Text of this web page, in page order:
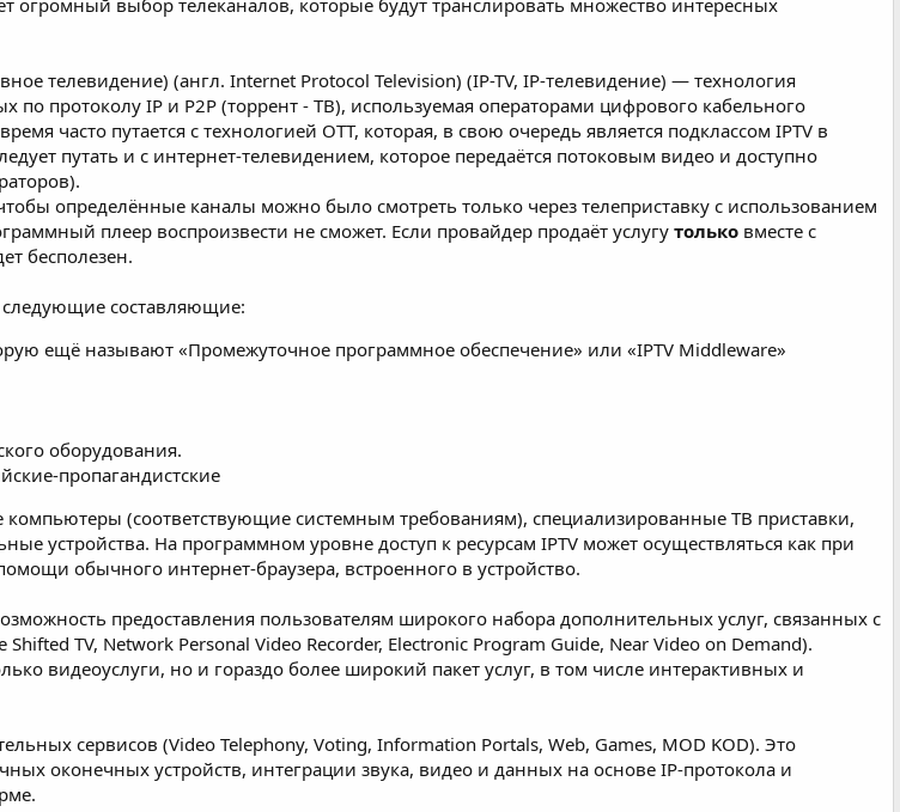
огромный выбор телеканалов, которые будут транслировать множество интересных
телевидение) (англ. Internet Protocol Television) (IP-TV, IP-телевидение) — технология
по протоколу IP и P2P (торрент - ТВ), используемая операторами цифрового кабельного
часто путается с технологией ОТТ, которая, в свою очередь является подклассом IPTV в
путать и с интернет-телевидением, которое передаётся потоковым видео и доступно
определённые каналы можно было смотреть только через телеприставку с использованием
плеер воспроизвести не сможет. Если провайдер продаёт услугутолько вместе с
бесполезен.
следующие составляющие:
ещё называют «Промежуточное программное обеспечение» или «IPTV Middleware»
оборудования.
пропагандистские
компьютеры (соответствующие системным требованиям), специализированные ТВ приставки,
устройства. На программном уровне доступ к ресурсам IPTV может осуществляться как при
обычного интернет-браузера, встроенного в устройство.
предоставления пользователям широкого набора дополнительных услуг, связанных с
TV, Network Personal Video Recorder, Electronic Program Guide, Near Video on Demand).
видеоуслуги, но и гораздо более широкий пакет услуг, в том числе интерактивных и
сервисов (Video Telephony, Voting, Information Portals, Web, Games, MOD KOD). Это
оконечных устройств, интеграции звука, видео и данных на основе IP-протокола и